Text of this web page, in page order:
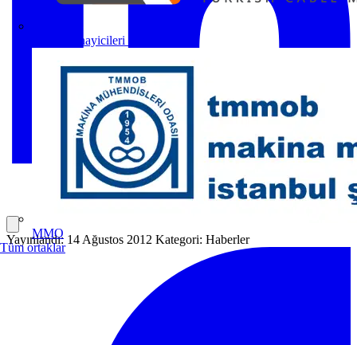
Kablo Sanayicileri Derneği
MMO
Tüm ortaklar
Yayınlandı: 14 Ağustos 2012 Kategori: Haberler